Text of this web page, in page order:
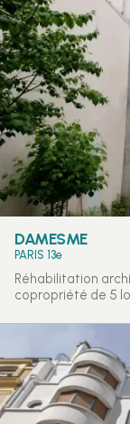
DAMESME
PARIS 13e
Réhabilitation
copropriété de 5